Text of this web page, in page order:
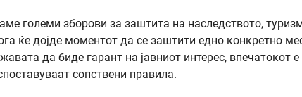
големи зборови за заштита на наследството,
ќе дојде моментот да се заштити едно конкретно
да биде гарант на јавниот интерес, впечатокот е
сопствени правила.